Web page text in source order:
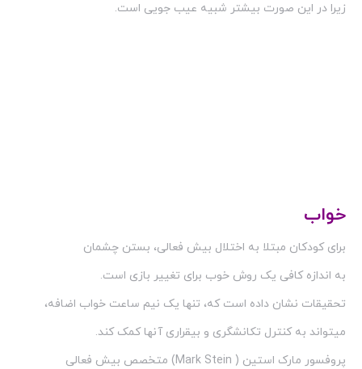
زیرا در این صورت بیشتر شبیه عیب جویی است.
خواب
برای کودکان مبتلا به اختلال بیش فعالی، بستن چشمان
به اندازه کافی یک روش خوب برای تغییر بازی است.
تحقیقات نشان داده است که، تنها یک نیم ساعت خواب اضافه،
میتواند به کنترل تکانشگری و بیقراری آنها کمک کند.
پروفسور مارک استین ( Mark Stein) متخصص بیش فعالی